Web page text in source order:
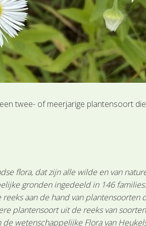
twee- of meerjarige plantensoort
flora, dat zijn alle wilde en van
gronden ingedeeld in 146
aan de hand van
plantensoort uit de reeks van
wetenschappelijke Flora van